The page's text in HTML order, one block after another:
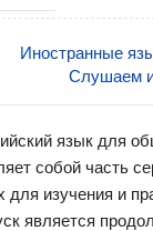
Иностранные
Слушаем и
язык для
собой часть
изучения и
является